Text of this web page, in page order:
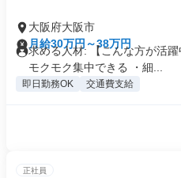
大阪府大阪市
月給30万円～38万円
求める人材: 【こんな方が活
モクモク集中できる ・細...
即日勤務OK 交通費支給
正社員